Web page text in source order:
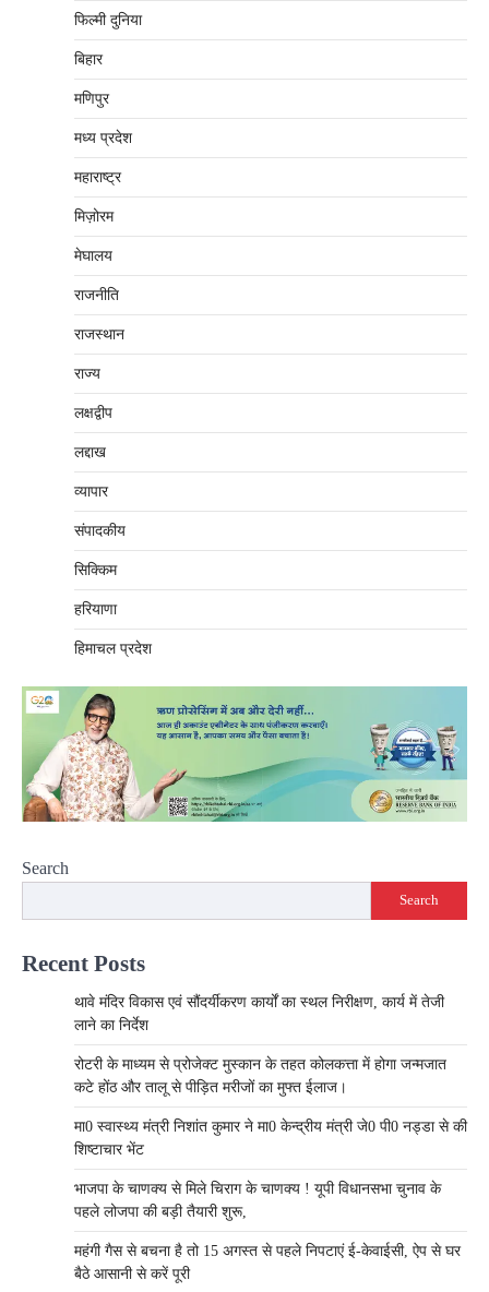
फिल्मी दुनिया
बिहार
मणिपुर
मध्‍य प्रदेश
महाराष्‍ट्र
मिज़ोरम
मेघालय
राजनीति
राजस्थान
राज्य
लक्षद्वीप
लद्दाख
व्यापार
संपादकीय
सिक्किम
हरियाणा
हिमाचल प्रदेश
Search
Search
Recent Posts
थावे मंदिर विकास एवं सौंदर्यीकरण कार्यों का स्थल निरीक्षण, कार्य में तेजी
लाने का निर्देश
रोटरी के माध्यम से प्रोजेक्ट मुस्कान के तहत कोलकत्ता में होगा जन्मजात
कटे होंठ और तालू से पीड़ित मरीजों का मुफ्त ईलाज।
मा0 स्वास्थ्य मंत्री निशांत कुमार ने मा0 केन्द्रीय मंत्री जे0 पी0 नड्डा से की
शिष्टाचार भेंट
भाजपा के चाणक्य से मिले चिराग के चाणक्य ! यूपी विधानसभा चुनाव के
पहले लोजपा की बड़ी तैयारी शुरू,
महंगी गैस से बचना है तो 15 अगस्त से पहले निपटाएं ई-केवाईसी, ऐप से घर
बैठे आसानी से करें पूरी